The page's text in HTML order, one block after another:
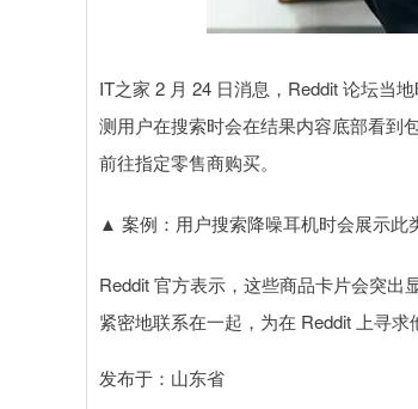
IT之家 2 月 24 日消息，Reddit 论坛当
测用户在搜索时会在结果内容底部看到
前往指定零售商购买。
▲ 案例：用户搜索降噪耳机时会展示此
Reddit 官方表示，这些商品卡片会突出
紧密地联系在一起，为在 Reddit 上寻求
发布于：山东省